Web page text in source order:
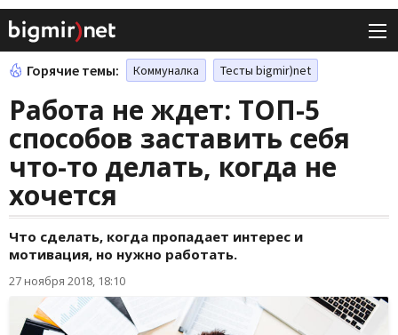
Горячие темы: Коммуналка Тесты bigmir)net
Работа не ждет: ТОП-5
способов заставить себя
что-то делать, когда не
хочется
Что сделать, когда пропадает интерес и
мотивация, но нужно работать.
27 ноября 2018, 18:10